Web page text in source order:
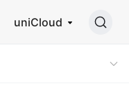
uniCloud